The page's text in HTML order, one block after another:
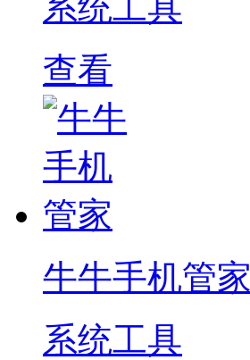
查看
牛牛手机管家
系统工具